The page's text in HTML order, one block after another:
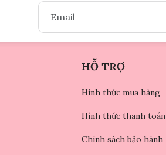
HỖ TRỢ
Hình thức mua hàng
Hình thức thanh toán
Chính sách bảo hành